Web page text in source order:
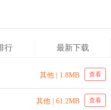
行 最新下载
其他 | 1.8MB 查看
其他 | 61.2MB 查看